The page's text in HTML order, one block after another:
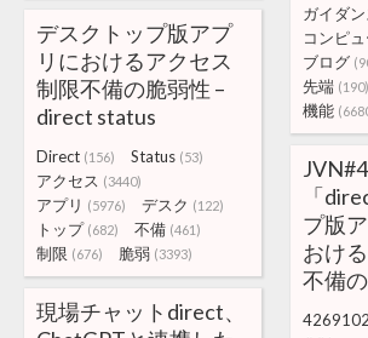
ガイダン
コンピ
ブログ
先端 (190)
機能
デスクトップ版アプ
リにおけるアクセス
制限不備の脆弱性 –
direct status
Direct (156) Status (53)
アクセス (3440)
アプリ (5976) デスク (122)
トップ (682) 不備 (461)
制限 (676) 脆弱 (3393)
「
プ版
おけ
不備
現場チャットdirect、